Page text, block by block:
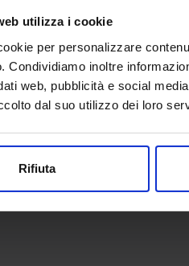
utilizza i cookie
per personalizzare
Condividiamo inoltre
web, pubblicità e social
dal suo utilizzo dei loro
Rifiuta
del regolamento tecnico del
disposizioni e indicazioni
della manifestazione.